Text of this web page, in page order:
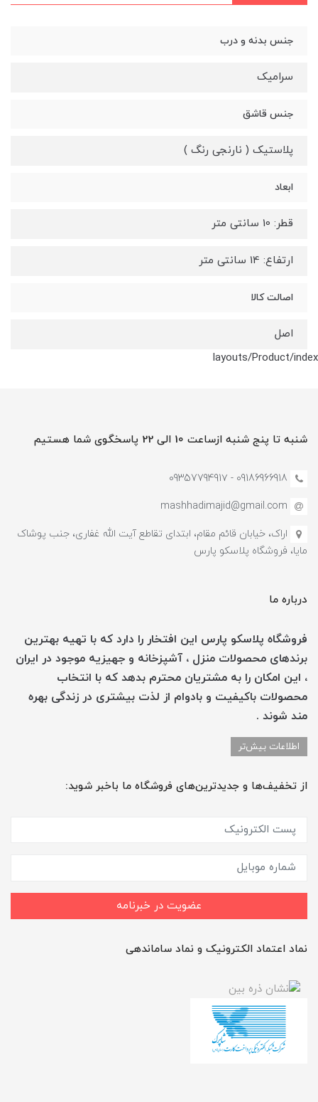
جنس بدنه و درب
سرامیک
جنس قاشق
پلاستیک ( نارنجی رنگ )
ابعاد
قطر: 10 سانتی متر
ارتفاع: 14 سانتی متر
اصالت کالا
اصل
layouts/Product/index
شنبه تا پنج شنبه ازساعت 10 الی 22 پاسخگوی شما هستیم
09186966918 - 0935779491۷
mashhadimajid@gmail.com
اراک، خیابان قائم مقام، ابتدای تقاطع آیت الله غفاری، جنب پوشاک
مایا، فروشگاه پلاسکو پارس
درباره ما
فروشگاه پلاسکو پارس این افتخار را دارد که با تهیه بهترین
برندهای محصولات منزل ، آشپزخانه و جهیزیه موجود در ایران
، این امکان را به مشتریان محترم بدهد که با انتخاب
محصولات باکیفیت و بادوام از لذت بیشتری در زندگی بهره
مند شوند .
اطلاعات بیش‌تر
از تخفیف‌ها و جدیدترین‌های فروشگاه ما باخبر شوید:
عضویت در خبرنامه
نماد اعتماد الکترونیک و نماد ساماندهی